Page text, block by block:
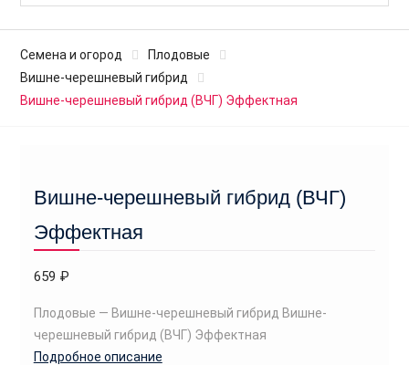
Семена и огород
Плодовые
Вишне-черешневый гибрид
Вишне-черешневый гибрид (ВЧГ) Эффектная
Вишне-черешневый гибрид (ВЧГ)
Эффектная
659 ₽
Плодовые — Вишне-черешневый гибрид Вишне-
черешневый гибрид (ВЧГ) Эффектная
Подробное описание